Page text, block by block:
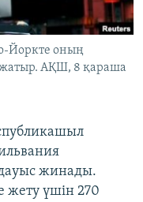
Йоркте оның
жатыр. АҚШ, 8 қараша
жинады.
жету үшін 270